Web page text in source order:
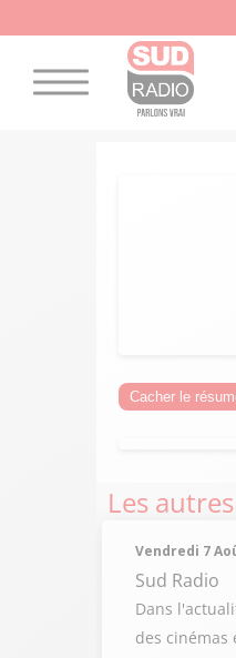
Cacher le
Les
Vendredi 7
Sud Radio
Dans
des cinémas